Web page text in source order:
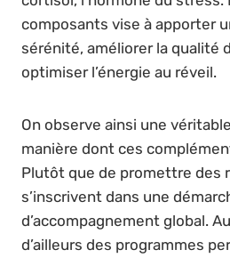
composants vise à apporter
sérénité, améliorer la qualité
optimiser l’énergie au réveil.
On observe ainsi une
manière dont ces
Plutôt que de promettre des
s’inscrivent dans une
d’accompagnement global.
d’ailleurs des programmes